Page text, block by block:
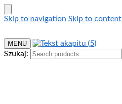
Skip to navigation Skip to content
MENU
Szukaj: